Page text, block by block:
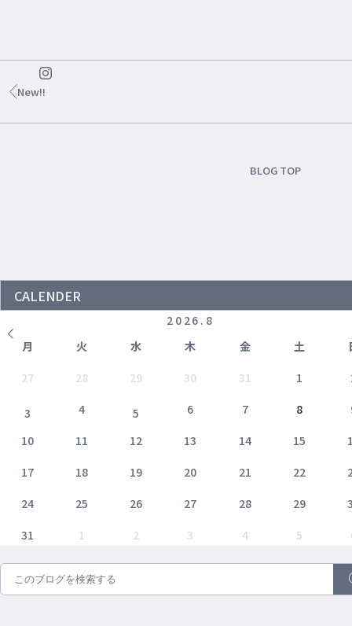
New!!
BLOG TOP
CALENDER
2026 . 8
月
火 水 木 金 土
27
28 29 30 31 1
3 4 5 6 7 8
10
11 12 13 14 15
17
18 19 20 21 22
24
25 26 27 28 29
31
1 2 3 4 5